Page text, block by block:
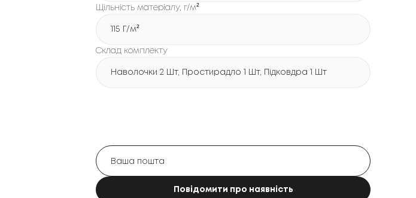
Щільність матеріалу, г/м²
115 Г/м²
Склад комплекту
Наволочки 2 Шт, Простирадло 1 Шт, Підковдра 1 Шт
Повідомити про наявність